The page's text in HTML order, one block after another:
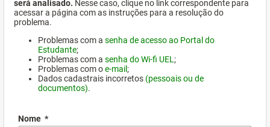
será analisado. Nesse caso, clique no link correspondente para
acessar a página com as instruções para a resolução do
problema.
Problemas com a senha de acesso ao Portal do
Estudante;
Problemas com a senha do Wi-fi UEL ;
Problemas com oe-mail;
Dados cadastrais incorretos (pessoais ou de
documentos).
Nome *